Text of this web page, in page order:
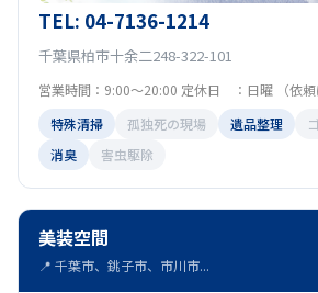
TEL: 04-7136-1214
千葉県柏市十余二248-322-101
営業時間：9:00〜20:00 定休日 ：日曜 （依頼
特殊清掃
孤独死の現場 遺品整理
消臭
害虫駆除
美装空間
📍 千葉市、銚子市、市川市...